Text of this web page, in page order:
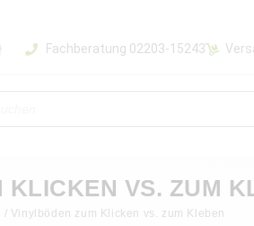
Fachberatung 02203-15243
KLICKEN VS. ZUM
/ Vinylböden zum Klicken vs. zum Kleben